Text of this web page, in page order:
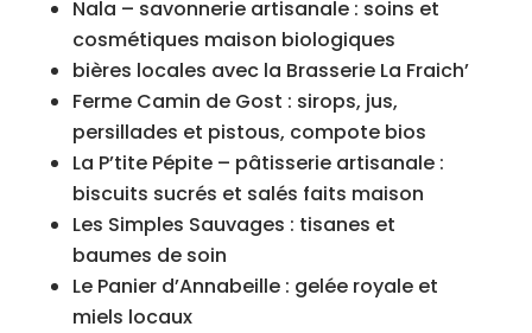
Nala – savonnerie artisanale : soins et
cosmétiques maison biologiques
bières locales avec la Brasserie La Fraich’
Ferme Camin de Gost : sirops, jus,
persillades et pistous, compote bios
La P’tite Pépite – pâtisserie artisanale :
biscuits sucrés et salés faits maison
Les Simples Sauvages : tisanes et
baumes de soin
Le Panier d’Annabeille : gelée royale et
miels locaux